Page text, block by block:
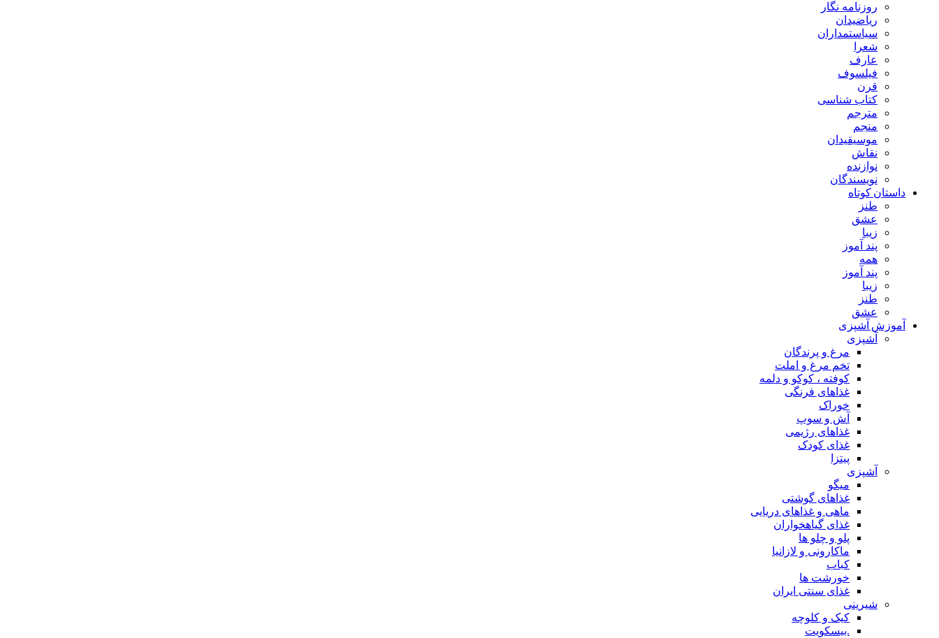
روزنامه نگار
ریاضیدان
سیاستمداران
شعرا
عارف
فیلسوف
قرن
کتاب شناسی
مترجم
منجم
موسیقیدان
نقاش
نوازنده
نویسندگان
داستان کوتاه
طنز
عشق
زیبا
پند آموز
همه
پند آموز
زیبا
طنز
عشق
آموزش آشپزی
آشپزی
مرغ و پرندگان
تخم مرغ و املت
کوفته ، کوکو و دلمه
غذاهای فرنگی
خوراک
آش و سوپ
غذاهای رژیمی
غذای کودک
پیتزا
آشپزی
میگو
غذاهای گوشتی
ماهی و غذاهای دریایی
غذای گیاهخواران
پلو و چلو ها
ماکارونی و لازانیا
کباب
خورشت ها
غذای سنتی ایران
شیرینی
کیک و کلوچه
.بیسکویت